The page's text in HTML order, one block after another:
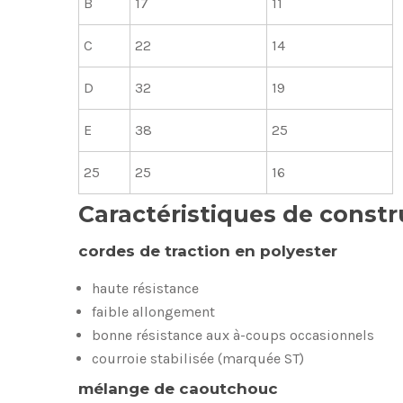
C 22 14
D 32 19
E 38 25
25 25 16
Caractéristiques de
cordes de traction en polyester
haute résistance
faible allongement
bonne résistance aux à-coups occasionnels
courroie stabilisée (marquée ST)
mélange de caoutchouc